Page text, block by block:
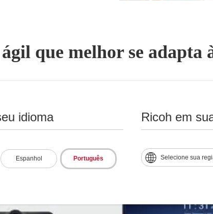
idioma
Espanhol Português
Ricoh em
Selecione sua
que melhor se adapta
de colaboração